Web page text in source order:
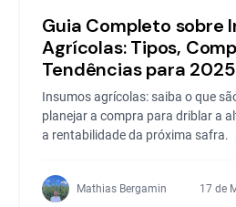
Guia Completo sobre
Agrícolas: Tipos,
Tendências para 2025
Insumos agrícolas: saiba o que
planejar a compra para driblar a
a rentabilidade da próxima safra.
Mathias Bergamin 17 de